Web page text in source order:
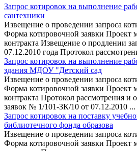
Запрос котировок на выполнение
сантехники
Извещение о проведении запроса
Форма котировочной заявки Проект
контракта Извещение о продлении
07.12.2010 года Протокол
Запрос котировок на выполнение
здания МДОУ "Детский сад
Извещение о проведении запроса
Форма котировочной заявки Проект
контракта Протокол рассмотрения и
заявок № 1/101-ЗК/10 от 07.12.2010 ...
Запрос котировок на поставку
библиотечного фонда образова
Извещение о проведении запроса
Форма котировочной заявки Проект